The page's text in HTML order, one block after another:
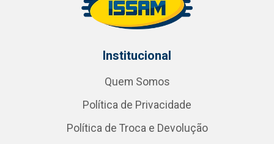
Institucional
Quem Somos
Política de Privacidade
Política de Troca e Devolução